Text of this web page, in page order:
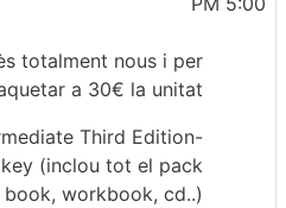
totalment nous i per
a 30€ la unitat.
Third Edition
key (inclou tot el pack
book, workbook, cd..)